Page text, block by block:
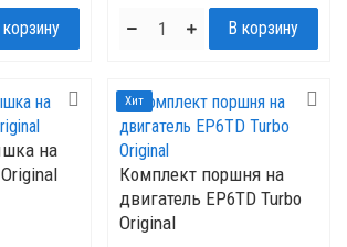
на
Хит
Комплект поршня на
двигатель EP6TD Turbo
Original